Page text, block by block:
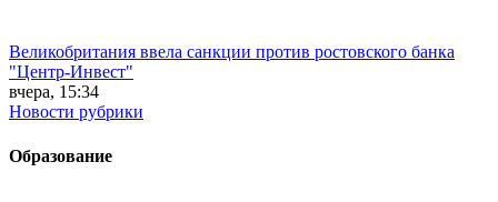
Великобритания ввела санкции против ростовского банка
"Центр-Инвест"
вчера, 15:34
Новости рубрики
Образование